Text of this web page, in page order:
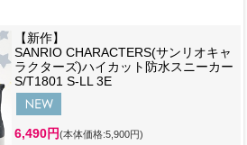
【新作】
SANRIO CHARACTERS(サンリオキャ
ラクターズ)ハイカット防水スニーカー
S/T1801 S-LL 3E
6,490円(本体価格:5,900円)